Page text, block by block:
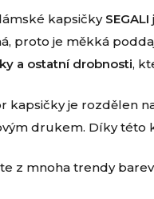
kapsičky SEGALI
proto je měkká
a ostatní drobnosti,
kapsičky je rozdělen
drukem. Díky této
z mnoha trendy